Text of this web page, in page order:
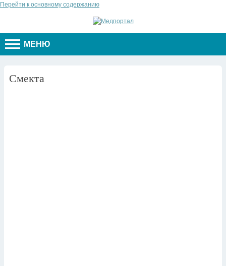
Перейти к основному содержанию
МЕНЮ
Смекта